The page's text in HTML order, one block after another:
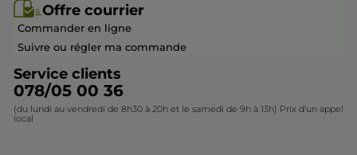
Collection de Noël
Questions & Réponses
Contactez-nous
Devenir franchisé ou gérant
Offre courrier
Commander en ligne
Suivre ou régler ma commande
Service clients
078/05 00 36
(du lundi au vendredi de 8h30 à 20h et le samedi de 9h à 13h) Prix d'un appel
local